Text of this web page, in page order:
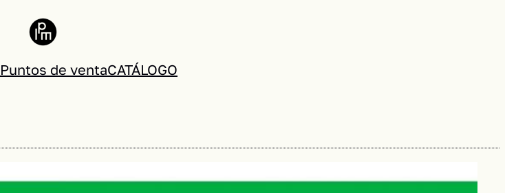
Puntos de ventaCATÁLOGO